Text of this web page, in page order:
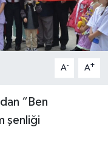
A- A+
“Ben
şenliği